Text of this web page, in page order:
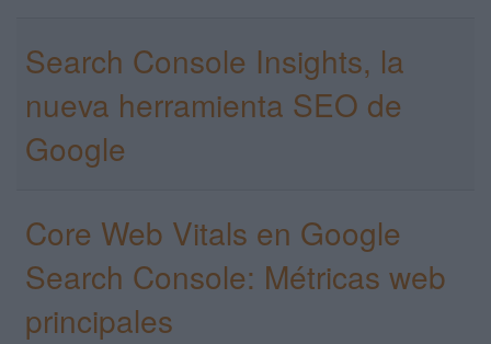
Search Console Insights, la
nueva herramienta SEO de
Google
Core Web Vitals en Google
Search Console: Métricas web
principales